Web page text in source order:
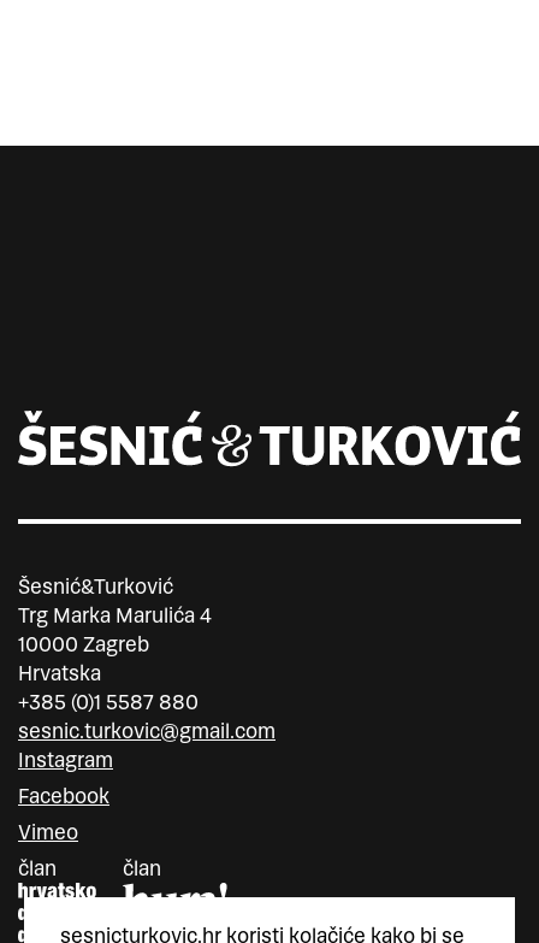
sesnicturkovic.hr koristi kolačiće kako bi se
Šesnić&Turković
Trg Marka Marulića 4
10000 Zagreb
Hrvatska
+385 (0)1 5587 880
sesnic.turkovic@gmail.com
Instagram
Facebook
Vimeo
član
član